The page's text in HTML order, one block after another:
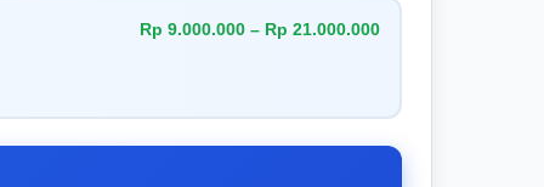
Rp 9.000.000 – Rp 21.000.000